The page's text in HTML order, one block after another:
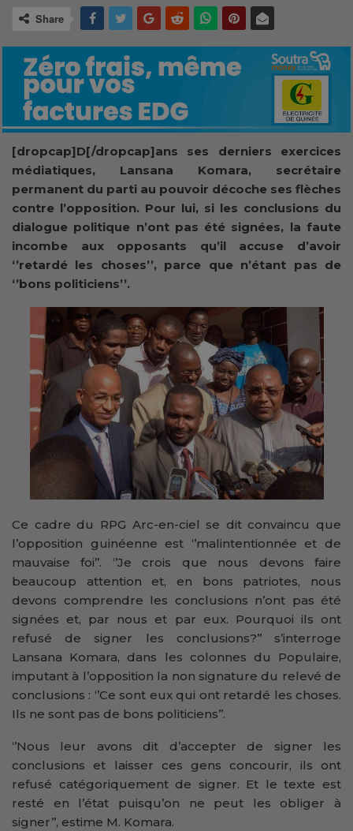
Share
[dropcap]D[/dropcap]ans ses derniers exercices
médiatiques, Lansana Komara, secrétaire
permanent du parti au pouvoir décoche ses flèches
contre l’opposition. Pour lui, si les conclusions du
dialogue politique n’ont pas été signées, la faute
incombe aux opposants qu’il accuse d’avoir
‘’retardé les choses’’, parce que n’étant pas de
‘’bons politiciens’’.
Ce cadre du RPG Arc-en-ciel se dit convaincu que
l’opposition guinéenne est ‘’malintentionnée et de
mauvaise foi’’. ‘’Je crois que nous devons faire
beaucoup attention et, en bons patriotes, nous
devons comprendre les conclusions n’ont pas été
signées et, par nous et par eux. Pourquoi ils ont
refusé de signer les conclusions?’’ s’interroge
Lansana Komara, dans les colonnes du Populaire,
imputant à l’opposition la non signature du relevé de
conclusions : ‘’Ce sont eux qui ont retardé les choses.
Ils ne sont pas de bons politiciens’’.
‘’Nous leur avons dit d’accepter de signer les
conclusions et laisser ces gens concourir, ils ont
refusé catégoriquement de signer. Et le texte est
resté en l’état puisqu’on ne peut les obliger à
signer’’, estime M. Komara.